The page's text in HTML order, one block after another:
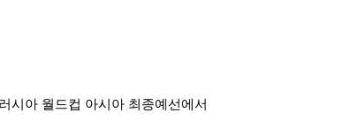
시아 월드컵 아시아 최종예선에서